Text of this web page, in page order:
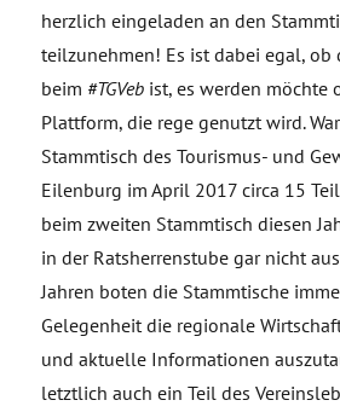
herzlich eingeladen an den
teilzunehmen! Es ist dabei egal,
beim #TGVeb ist, es werden möchte
Plattform, die rege genutzt wird.
Stammtisch des Tourismus- und
Eilenburg im April 2017 circa 15
beim zweiten Stammtisch diesen
in der Ratsherrenstube gar nicht
Jahren boten die Stammtische
Gelegenheit die regionale
und aktuelle Informationen
letztlich auch ein Teil des